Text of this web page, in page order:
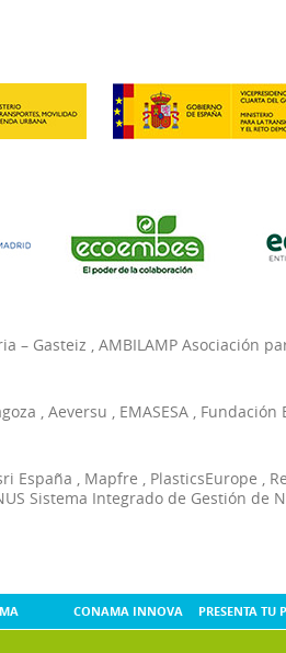
– Gasteiz AMBILAMP Asociación
Aeversu EMASESA Fundación
España Mapfre PlasticsEurope
Sistema Integrado de Gestión de
CONAMA INNOVA PRESENTA TU